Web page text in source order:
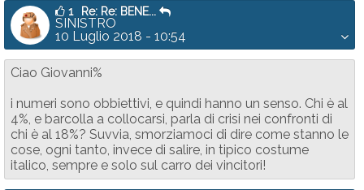
1 Re: Re: BENE...
SINISTRO
10 Luglio 2018 - 10:54
Ciao Giovanni%
i numeri sono obbiettivi, e quindi hanno un senso. Chi è al
4%, e barcolla a collocarsi, parla di crisi nei confronti di
chi è al 18%? Suvvia, smorziamoci di dire come stanno le
cose, ogni tanto, invece di salire, in tipico costume
italico, sempre e solo sul carro dei vincitori!